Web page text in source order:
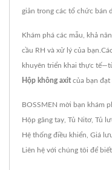
giản trong các tổ chức bán
Khám phá các mẫu, khả
cầu RH và xử lý của
khuyên triển khai thực
Hộp không axitcủa bạn đạt
BOSSMEN mời bạn khám
Hộp găng tay Tủ Nitơ, Tủ
Hệ thống điều khiển Giá
Liên hệ với chúng tôi để